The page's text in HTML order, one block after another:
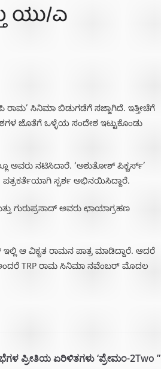
ಯು/ಎ
ಸಿನಿಮಾ ಬಿಡುಗಡೆಗೆ ಸಜ್ಜಾಗಿದೆ. ಇತ್ತೀಚೆಗೆ
ಜೊತೆಗೆ ಒಳ್ಳೆಯ ಸಂದೇಶ ಇಟ್ಟುಕೊಂಡು
ಅವರು ನಟಿಸಿದಾರೆ. ‘ಅಶುತೋಶ್ ಪಿಕ್ಚರ್ಸ್’
ಸ್ಪರ್ಶ ಅಭಿನಯಿಸಿದ್ದಾರೆ.
ಗುರುಪ್ರಸಾದ್ ಅವರು ಛಾಯಾಗ್ರಹಣ
ಆ ವಿಕೃತ ರಾಮನ ಪಾತ್ರ ಮಾಡಿದ್ದಾರೆ. ಆದರೆ
ಅಂದರೆ TRP ರಾಮ ಸಿನಿಮಾ ನವೆಂಬರ್ ಮೊದಲ
ಪ್ರೀತಿಯ ಏರಿಳಿತಗಳು ‘ಪ್ರೇಮಂ-2Two ”